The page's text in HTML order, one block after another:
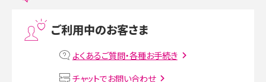
MNOとは？MVNOやMVNEとの違いやメリット・デメリットを解説
VPN接続とは？仕組みや必要性、メリット・デメリット、接続方法を解説
ご利用中のお客さま
よくあるご質問・各種お手続き
チャットでお問い合わせ